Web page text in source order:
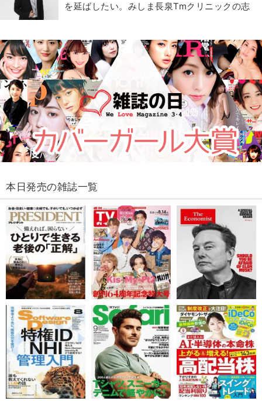
を延ばしたい。みしま長泉Tmクリニックの志
本日発売の雑誌一覧